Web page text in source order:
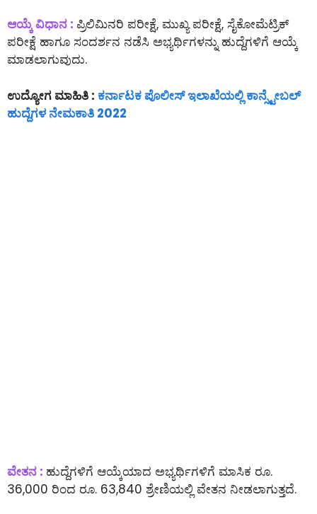
ಆಯ್ಕೆ ವಿಧಾನ : ಪ್ರಿಲಿಮಿನರಿ ಪರೀಕ್ಷೆ, ಮುಖ್ಯ ಪರೀಕ್ಷೆ, ಸೈಕೋಮೆಟ್ರಿಕ್
ಪರೀಕ್ಷೆ ಹಾಗೂ ಸಂದರ್ಶನ ನಡೆಸಿ ಅಭ್ಯರ್ಥಿಗಳನ್ನು ಹುದ್ದೆಗಳಿಗೆ ಆಯ್ಕೆ
ಮಾಡಲಾಗುವುದು.
ಉದ್ಯೋಗ ಮಾಹಿತಿ : ಕರ್ನಾಟಕ ಪೊಲೀಸ್ ಇಲಾಖೆಯಲ್ಲಿ ಕಾನ್ಸ್ಟೇಬಲ್
ಹುದ್ದೆಗಳ ನೇಮಕಾತಿ 2022
ವೇತನ : ಹುದ್ದೆಗಳಿಗೆ ಆಯ್ಕೆಯಾದ ಅಭ್ಯರ್ಥಿಗಳಿಗೆ ಮಾಸಿಕ ರೂ.
36,000 ರಿಂದ ರೂ. 63,840 ಶ್ರೇಣಿಯಲ್ಲಿ ವೇತನ ನೀಡಲಾಗುತ್ತದೆ.